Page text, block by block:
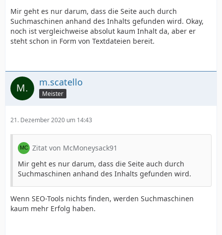
Mir geht es nur darum, dass die Seite auch durch
Suchmaschinen anhand des Inhalts gefunden wird. Okay,
noch ist vergleichweise absolut kaum Inhalt da, aber er
steht schon in Form von Textdateien bereit.
m.scatello
Meister
21. Dezember 2020 um 14:43
Zitat von McMoneysack91
Mir geht es nur darum, dass die Seite auch durch
Suchmaschinen anhand des Inhalts gefunden wird.
Wenn SEO-Tools nichts finden, werden Suchmaschinen
kaum mehr Erfolg haben.